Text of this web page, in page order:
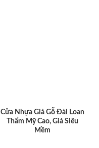
Cửa Nhựa Giả Gỗ Đài Loan
Thẩm Mỹ Cao, Giá Siêu
Mềm